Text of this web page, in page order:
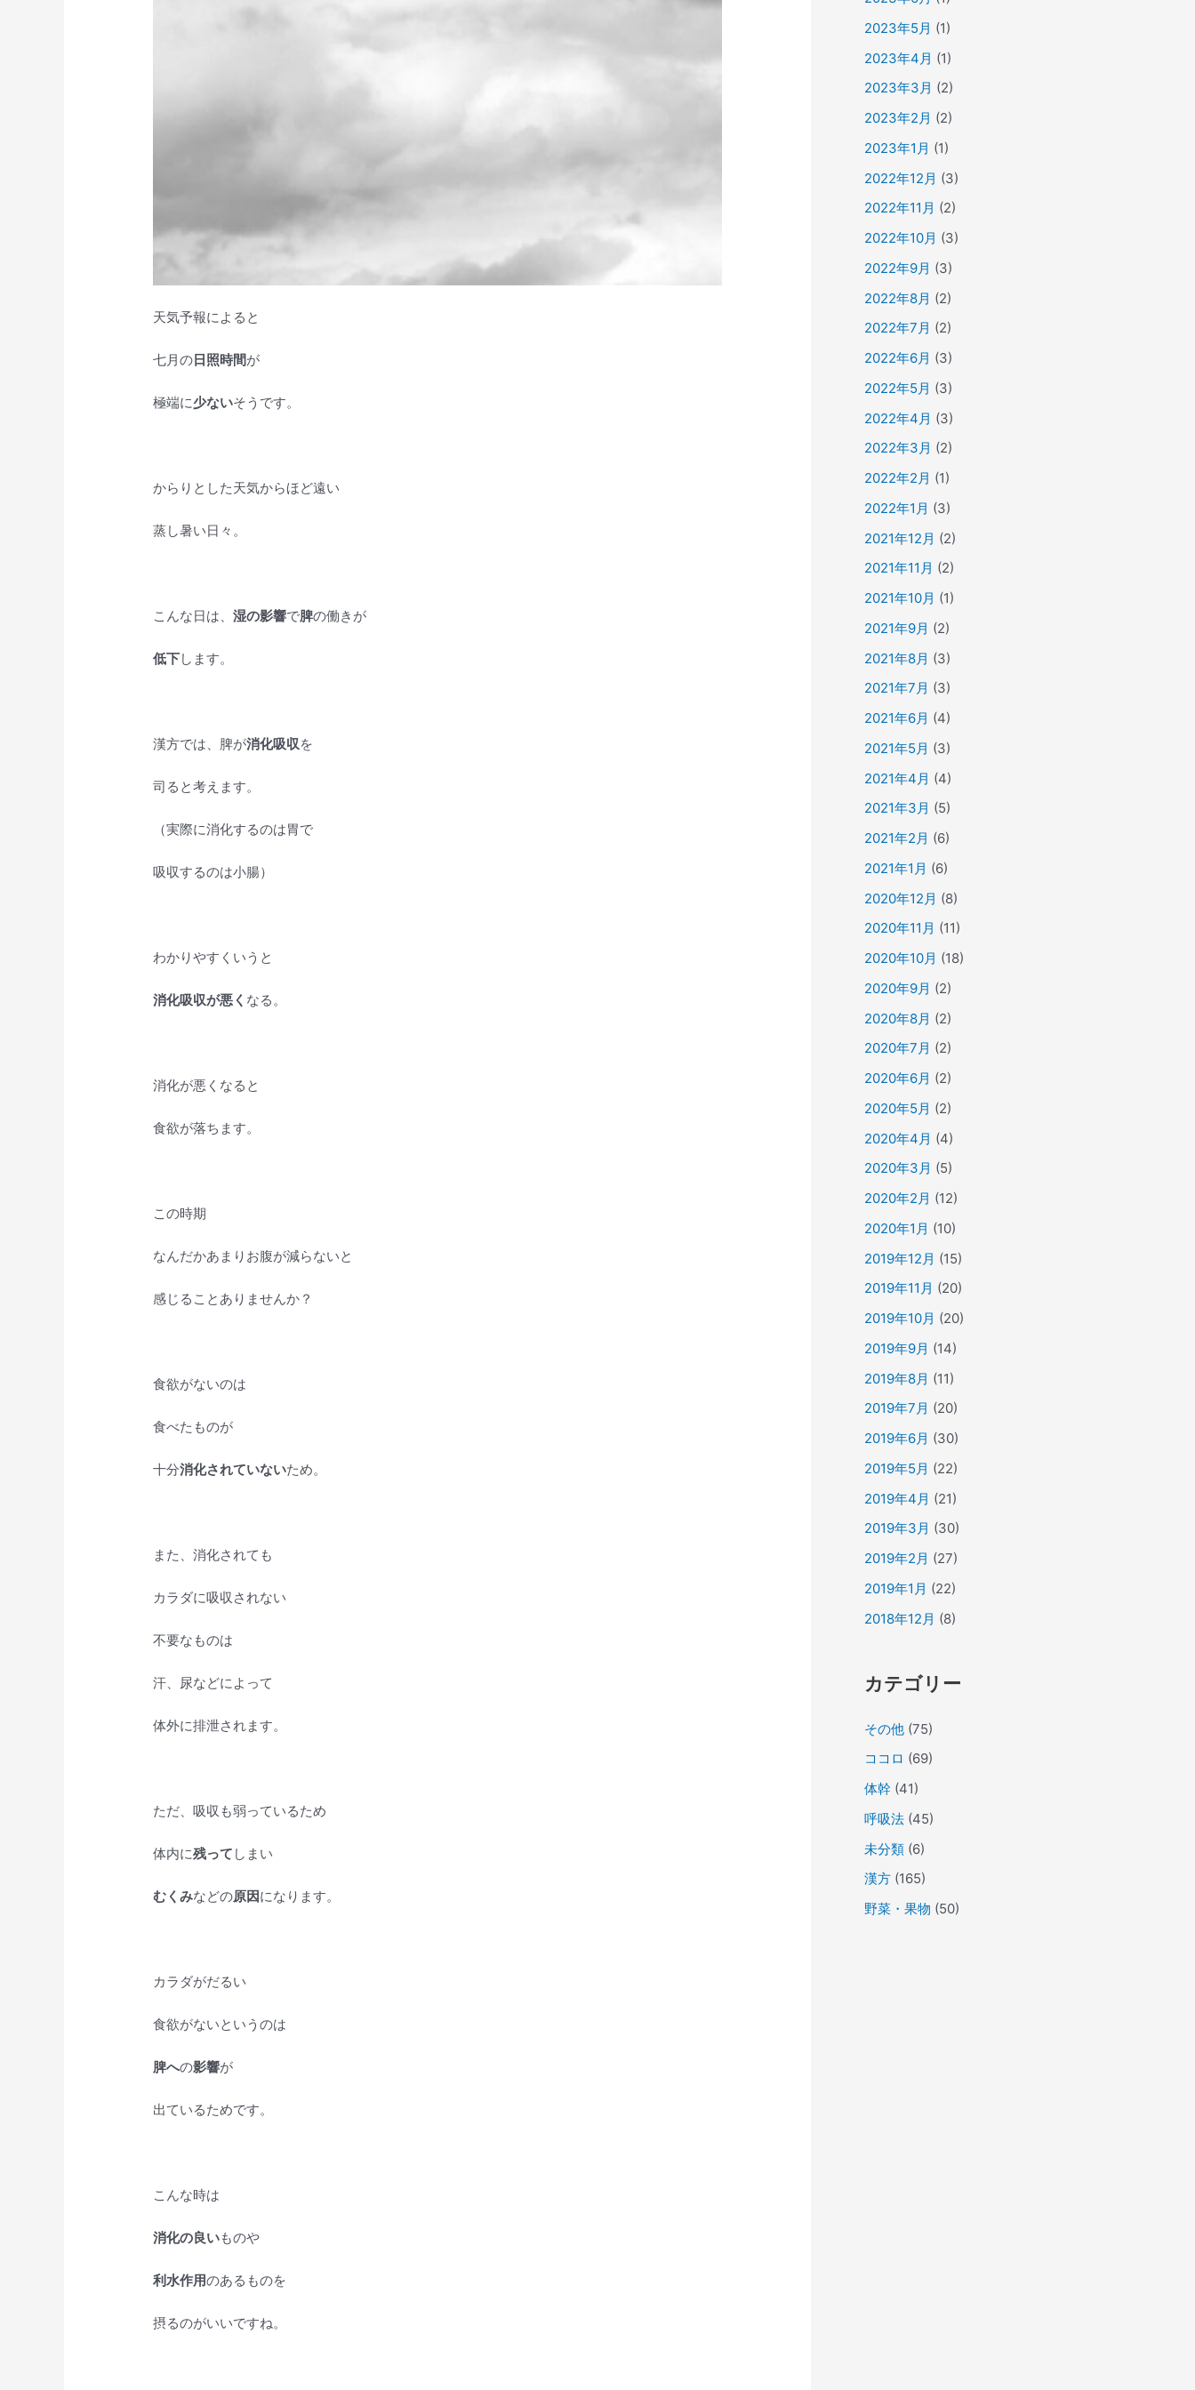
天気予報によると
七月の日照時間が
極端に少ないそうです。
からりとした天気からほど遠い
蒸し暑い日々。
こんな日は、湿の影響で脾の働きが
低下します。
漢方では、脾が消化吸収を
司ると考えます。
（実際に消化するのは胃で
吸収するのは小腸）
わかりやすくいうと
消化吸収が悪く なる。
消化が悪くなると
食欲が落ちます。
この時期
なんだかあまりお腹が減らないと
感じることありませんか？
食欲がないのは
食べたものが
十分消化されていないため。
また、消化されても
カラダに吸収されない
不要なものは
汗、尿などによって
体外に排泄されます。
ただ、吸収も弱っているため
体内に残って しまい
むくみなどの原因になります。
カラダがだるい
食欲がないというのは
脾への影響が
出ているためです。
こんな時は
消化の良いものや
利水作用のあるものを
摂るのがいいですね。
2023年5月 (1)
2023年4月 (1)
2023年3月 (2)
2023年2月 (2)
2023年1月 (1)
2022年12月 (3)
2022年11月 (2)
2022年10月 (3)
2022年9月 (3)
2022年8月 (2)
2022年7月 (2)
2022年6月 (3)
2022年5月 (3)
2022年4月 (3)
2022年3月 (2)
2022年2月 (1)
2022年1月 (3)
2021年12月 (2)
2021年11月 (2)
2021年10月 (1)
2021年9月 (2)
2021年8月 (3)
2021年7月 (3)
2021年6月 (4)
2021年5月 (3)
2021年4月 (4)
2021年3月 (5)
2021年2月 (6)
2021年1月 (6)
2020年12月 (8)
2020年11月 (11)
2020年10月 (18)
2020年9月 (2)
2020年8月 (2)
2020年7月 (2)
2020年6月 (2)
2020年5月 (2)
2020年4月 (4)
2020年3月 (5)
2020年2月 (12)
2020年1月 (10)
2019年12月 (15)
2019年11月 (20)
2019年10月 (20)
2019年9月 (14)
2019年8月 (11)
2019年7月 (20)
2019年6月 (30)
2019年5月 (22)
2019年4月 (21)
2019年3月 (30)
2019年2月 (27)
2019年1月 (22)
2018年12月 (8)
カテゴリー
その他 (75)
ココロ (69)
体幹 (41)
呼吸法 (45)
未分類 (6)
漢方 (165)
野菜・果物 (50)